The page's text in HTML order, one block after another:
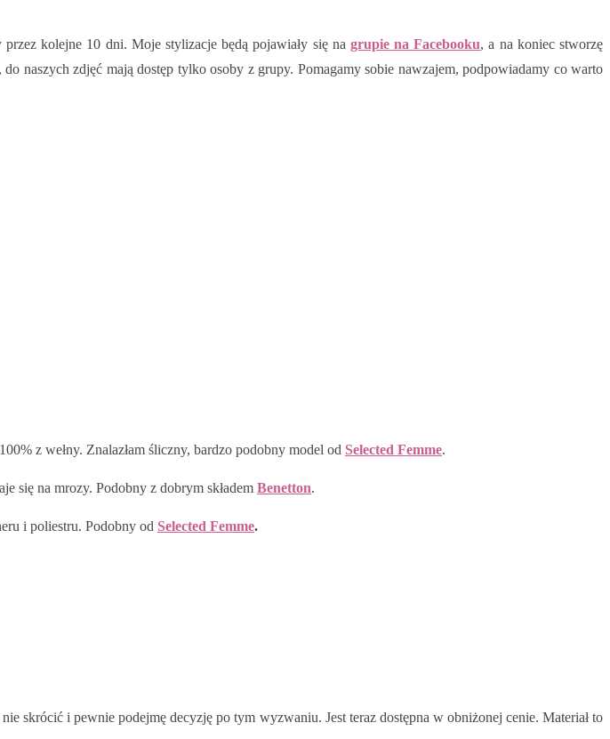
kolejne 10 dni. Moje stylizacje będą pojawiały się na grupie na Facebooku, a na koniec stworzę
naszych zdjęć mają dostęp tylko osoby z grupy. Pomagamy sobie nawzajem, podpowiadamy co warto
z wełny. Znalazłam śliczny, bardzo podobny model od Selected Femme.
się na mrozy. Podobny z dobrym składem Benetton.
i poliestru. Podobny od Selected Femme.
skrócić i pewnie podejmę decyzję po tym wyzwaniu. Jest teraz dostępna w obniżonej cenie. Materiał to